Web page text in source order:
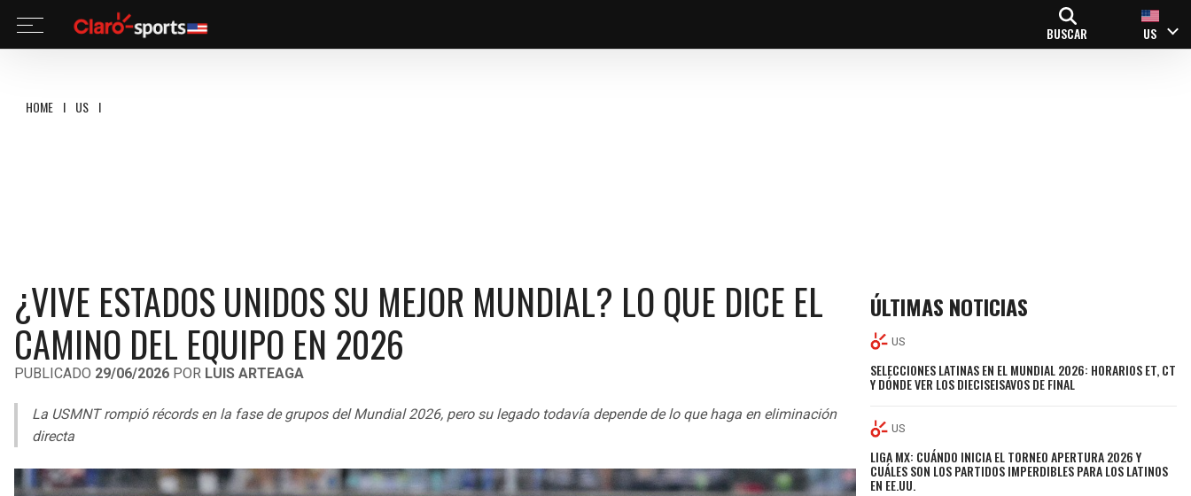
BUSCAR US
HOME I US I
¿VIVE ESTADOS UNIDOS SU MEJOR MUNDIAL? LO QUE DICE EL
CAMINO DEL EQUIPO EN 2026
PUBLICADO 29/06/2026 POR LUIS ARTEAGA
La USMNT rompió récords en la fase de grupos del Mundial 2026, pero su legado todavía depende de lo que haga en eliminación
directa
ÚLTIMAS NOTICIAS
US
SELECCIONES LATINAS EN EL MUNDIAL 2026: HORARIOS ET, CT
Y DÓNDE VER LOS DIECISEISAVOS DE FINAL
US
LIGA MX: CUÁNDO INICIA EL TORNEO APERTURA 2026 Y
CUÁLES SON LOS PARTIDOS IMPERDIBLES PARA LOS LATINOS
EN EE.UU.